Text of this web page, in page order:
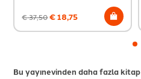
€37,50€18,75
Bu yayınevinden daha fazla kitap